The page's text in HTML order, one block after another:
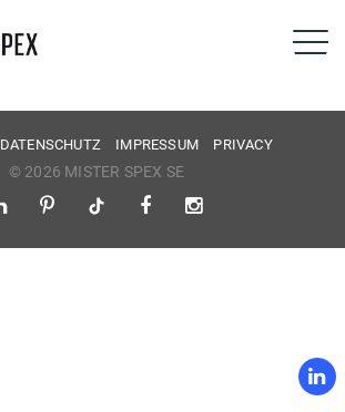
DATENSCHUTZ IMPRESSUM PRIVACY
© 2026 MISTER SPEX SE